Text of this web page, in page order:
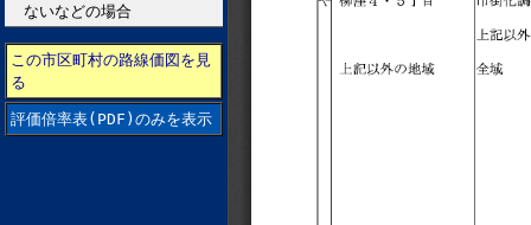
ないなどの場合
この市区町村の路線価図を見
る
評価倍率表(PDF)のみを表示